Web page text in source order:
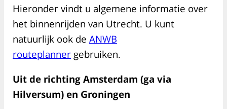
Hieronder vindt u algemene informatie over
het binnenrijden van Utrecht. U kunt
natuurlijk ook de ANWB
routeplanner gebruiken.
Uit de richting Amsterdam (ga via
Hilversum) en Groningen